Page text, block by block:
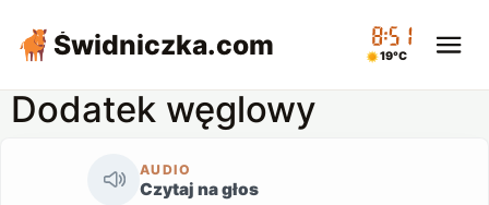
Świdniczka.com 08:51
19°C
Dodatek węglowy
AUDIO
Czytaj na głos